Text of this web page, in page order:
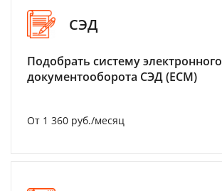
СЭД
Подобрать систему электронного
документооборота СЭД (ECM)
От 1 360 руб./месяц